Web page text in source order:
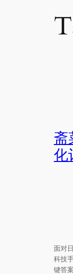
斋
化
面对
科技
键答